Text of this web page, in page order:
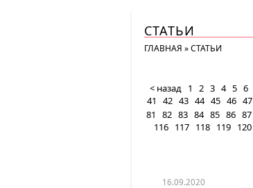
СТАТЬИ
ГЛАВНАЯ »СТАТЬИ
< назад 1 2 3 4 5 6
41
42 43 44 45 46 47
81
82 83 84 85 86 87
116 117 118 119 120
16.09.2020